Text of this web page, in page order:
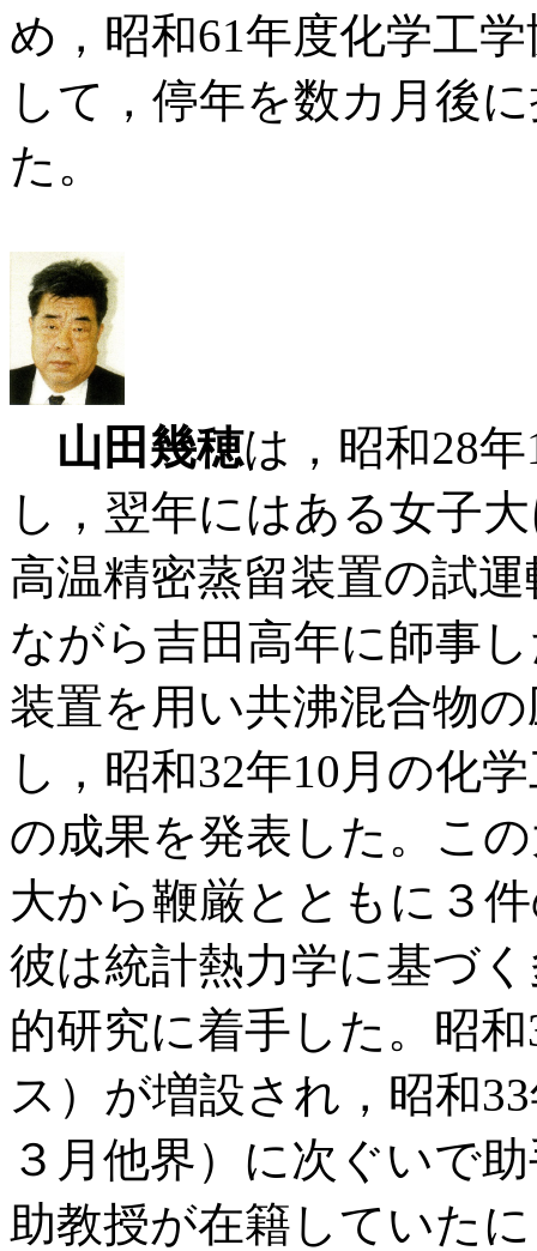
め，昭和61年度化学工
して，停年を数カ月後
た。
山田幾穂は，昭和28
し，翌年にはある女子
高温精密蒸留装置の試
ながら吉田高年に師事
装置を用い共沸混合物
し，昭和32年10月の化
の成果を発表した。こ
大から鞭厳とともに３
彼は統計熱力学に基づ
的研究に着手した。昭
ス）が増設され，昭和
３月他界）に次ぐいで
助教授が在籍していた